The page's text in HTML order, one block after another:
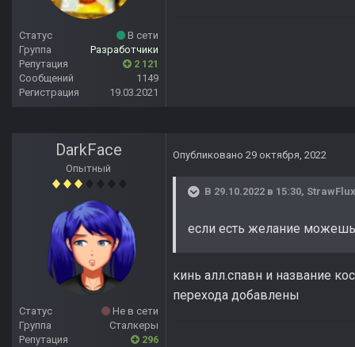
Статус
В сети
Группа
Разработчики
Репутация
2 121
Сообщений
1149
Регистрация
19.03.2021
DarkFace
Опытный
Статус
Не в сети
Группа
Сталкеры
Репутация
296
Опубликовано 29 октября, 2022
В 29.10.2022 в 15:30, StrawFlux
если есть желание можешь
кинь алл.спавн и название
перехода добавлены